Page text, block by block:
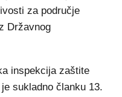
za područje
Državnog
inspekcija zaštite
sukladno članku 13.